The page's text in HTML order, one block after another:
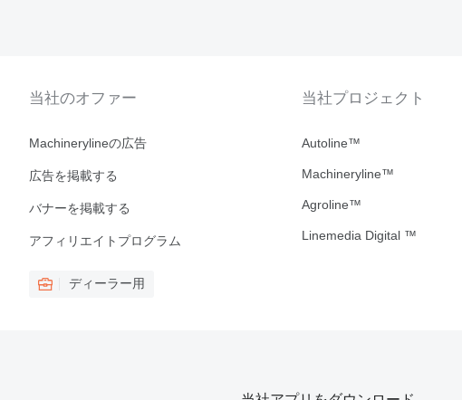
当社のオファー
Machinerylineの広告
広告を掲載する
バナーを掲載する
アフィリエイトプログラム
ディーラー用
当社プロジェクト
Autoline™
Machineryline™
Agroline™
Linemedia Digital ™